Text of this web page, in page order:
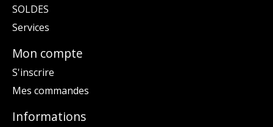
SOLDES
Services
Mon compte
S'inscrire
Mes commandes
Informations